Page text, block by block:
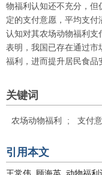
物福利认知还不充分，
定的支付意愿，平均支
认知对其农场动物福利
表明，我国已存在通过市
福利，进而提升居民食品
关键词
农场动物福利 ; 支付
引用本文